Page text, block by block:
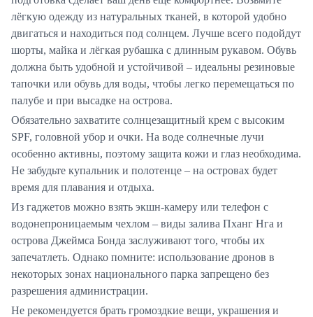
лёгкую одежду из натуральных тканей, в которой удобно
двигаться и находиться под солнцем. Лучше всего подойдут
шорты, майка и лёгкая рубашка с длинным рукавом. Обувь
должна быть удобной и устойчивой – идеальны резиновые
тапочки или обувь для воды, чтобы легко перемещаться по
палубе и при высадке на острова.
Обязательно захватите солнцезащитный крем с высоким
SPF, головной убор и очки. На воде солнечные лучи
особенно активны, поэтому защита кожи и глаз необходима.
Не забудьте купальник и полотенце – на островах будет
время для плавания и отдыха.
Из гаджетов можно взять экшн-камеру или телефон с
водонепроницаемым чехлом – виды залива Пханг Нга и
острова Джеймса Бонда заслуживают того, чтобы их
запечатлеть. Однако помните: использование дронов в
некоторых зонах национального парка запрещено без
разрешения администрации.
Не рекомендуется брать громоздкие вещи, украшения и